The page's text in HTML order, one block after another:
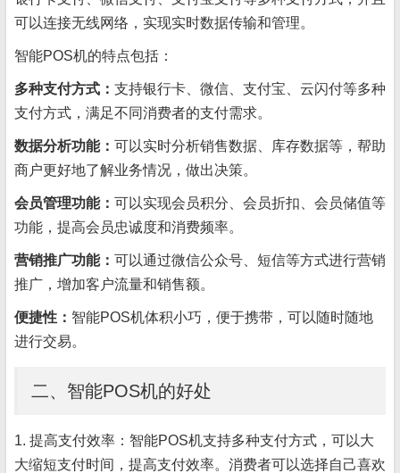
可以连接无线网络，实现实时数据传输和管理。
智能POS机的特点包括：
多种支付方式： 支持银行卡、微信、支付宝、云闪付等多种
支付方式，满足不同消费者的支付需求。
数据分析功能： 可以实时分析销售数据、库存数据等，帮助
商户更好地了解业务情况，做出决策。
会员管理功能： 可以实现会员积分、会员折扣、会员储值等
功能，提高会员忠诚度和消费频率。
营销推广功能： 可以通过微信公众号、短信等方式进行营销
推广，增加客户流量和销售额。
便捷性： 智能POS机体积小巧，便于携带，可以随时随地
进行交易。
二、智能POS机的好处
1. 提高支付效率：智能POS机支持多种支付方式，可以大
大缩短支付时间，提高支付效率。消费者可以选择自己喜欢